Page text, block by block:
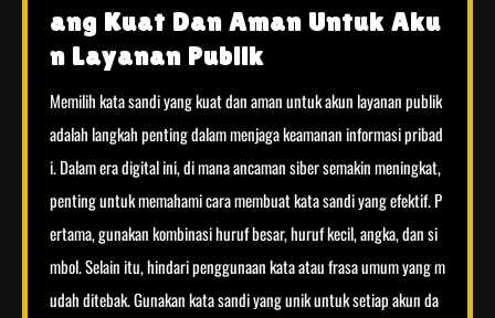
ang Kuat Dan Aman Untuk Aku
n Layanan Publik
Memilih kata sandi yang kuat dan aman untuk akun layanan publik
adalah langkah penting dalam menjaga keamanan informasi pribad
i. Dalam era digital ini, di mana ancaman siber semakin meningkat,
penting untuk memahami cara membuat kata sandi yang efektif. P
ertama, gunakan kombinasi huruf besar, huruf kecil, angka, dan si
mbol. Selain itu, hindari penggunaan kata atau frasa umum yang m
udah ditebak. Gunakan kata sandi yang unik untuk setiap akun da